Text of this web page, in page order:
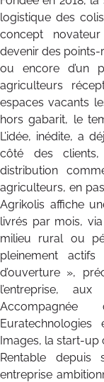
logistique des
concept
devenir des points-
ou encore d’un
agriculteurs
espaces vacants
hors gabarit, le
L’idée, inédite, a
côté des
distribution
agriculteurs, en
Agrikolis affiche
livrés par mois,
milieu rural ou
pleinement
d’ouverture »,
l’entreprise,
Images, la start-up
Rentable depuis
entreprise